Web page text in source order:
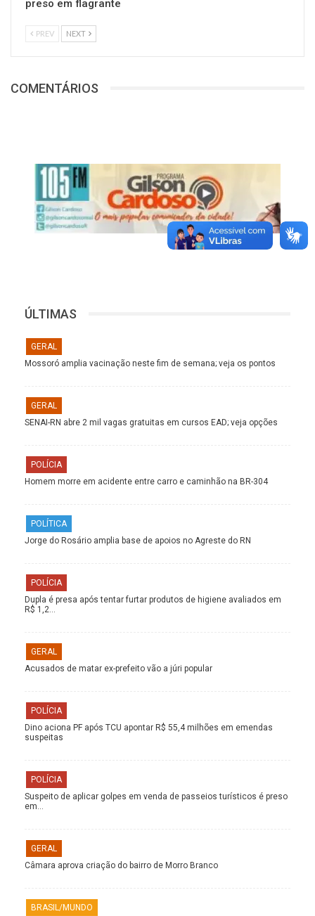
preso em flagrante
PREV NEXT
COMENTÁRIOS
ÚLTIMAS
GERAL
Mossoró amplia vacinação neste fim de semana; veja os pontos
GERAL
SENAI-RN abre 2 mil vagas gratuitas em cursos EAD; veja opções
POLÍCIA
Homem morre em acidente entre carro e caminhão na BR-304
POLÍTICA
Jorge do Rosário amplia base de apoios no Agreste do RN
POLÍCIA
Dupla é presa após tentar furtar produtos de higiene avaliados em
R$ 1,2…
GERAL
Acusados de matar ex-prefeito vão a júri popular
POLÍCIA
Dino aciona PF após TCU apontar R$ 55,4 milhões em emendas
suspeitas
POLÍCIA
Suspeito de aplicar golpes em venda de passeios turísticos é preso
em…
GERAL
Câmara aprova criação do bairro de Morro Branco
BRASIL/MUNDO